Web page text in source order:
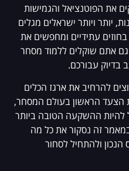
את הפוטנציאל והגמישות
יותר ויותר ישראלים מגלים
עתידיים ומחפשים את
אתם שוקלים ללמוד מסחר
בדיוק עבורכם.
להרחיב את ארגז הכלים
הראשון בעולם המסחר,
להיות ההשקעה הטובה ביותר
זה נסקור את כל מה
ולהתחיל לסחור